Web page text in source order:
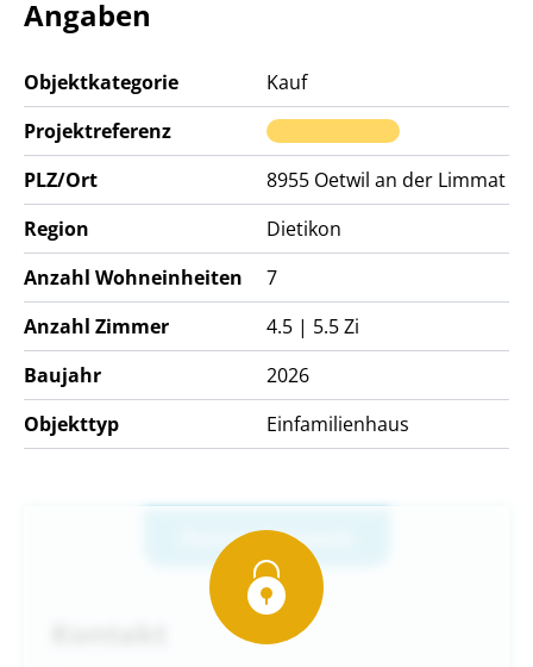
Angaben
Objektkategorie
Kauf
Projektreferenz
PLZ/Ort
8955 Oetwil an der Limmat
Region
Dietikon
Anzahl Wohneinheiten
7
Anzahl Zimmer
4.5 | 5.5 Zi
Baujahr
2026
Objekttyp
Einfamilienhaus
Partner-Netzwerk